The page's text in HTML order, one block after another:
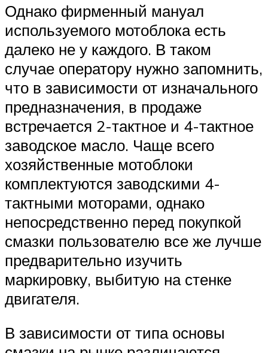
Однако фирменный мануал
используемого мотоблока есть
далеко не у каждого. В таком
случае оператору нужно запомнить,
что в зависимости от изначального
предназначения, в продаже
встречается 2-тактное и 4-тактное
заводское масло. Чаще всего
хозяйственные мотоблоки
комплектуются заводскими 4-
тактными моторами, однако
непосредственно перед покупкой
смазки пользователю все же лучше
предварительно изучить
маркировку, выбитую на стенке
двигателя.
В зависимости от типа основы